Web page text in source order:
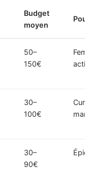
Budget
moyen
Pour
50–
150€
30–
100€
30–
90€